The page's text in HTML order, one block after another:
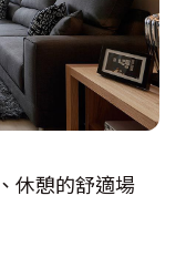
休憩的舒適場